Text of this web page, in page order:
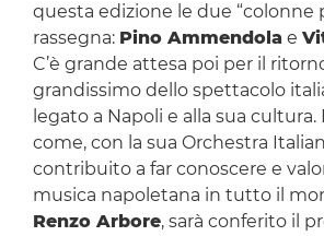
questa edizione le due “colonne
rassegna: Pino Ammendola e
C’è grande attesa poi per il
grandissimo dello spettacolo
legato a Napoli e alla sua cultura.
come, con la sua Orchestra
contribuito a far conoscere e
musica napoletana in tutto il
Renzo Arbore, sarà conferito il